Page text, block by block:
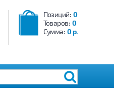
Позиций: 0
Товаров: 0
Сумма: 0 р.